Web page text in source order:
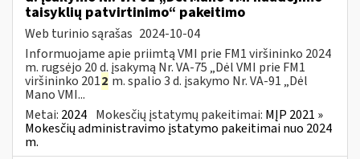
taisyklių patvirtinimo“ pakeitimo
Web turinio sąrašas 2024-10-04
Informuojame apie priimtą VMI prie FM1 viršininko 2024
m. rugsėjo 20 d. įsakymą Nr. VA-75 „Dėl VMI prie FM1
viršininko 2012 m. spalio 3 d. įsakymo Nr. VA-91 „Dėl
Mano VMI...
Metai: 2024 Mokesčių įstatymų pakeitimai: MĮP 2021 »
Mokesčių administravimo įstatymo pakeitimai nuo 2024
m.